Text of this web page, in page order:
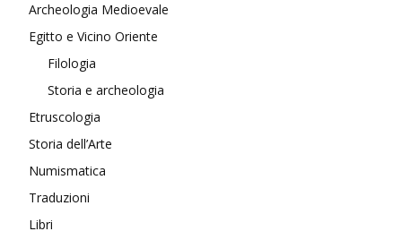
Archeologia Medioevale
Egitto e Vicino Oriente
Filologia
Storia e archeologia
Etruscologia
Storia dell’Arte
Numismatica
Traduzioni
Libri